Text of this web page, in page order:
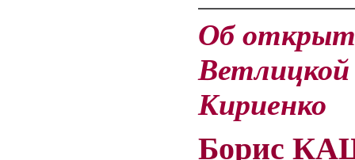
Об
Ветлицкой
Кириенко
Борис